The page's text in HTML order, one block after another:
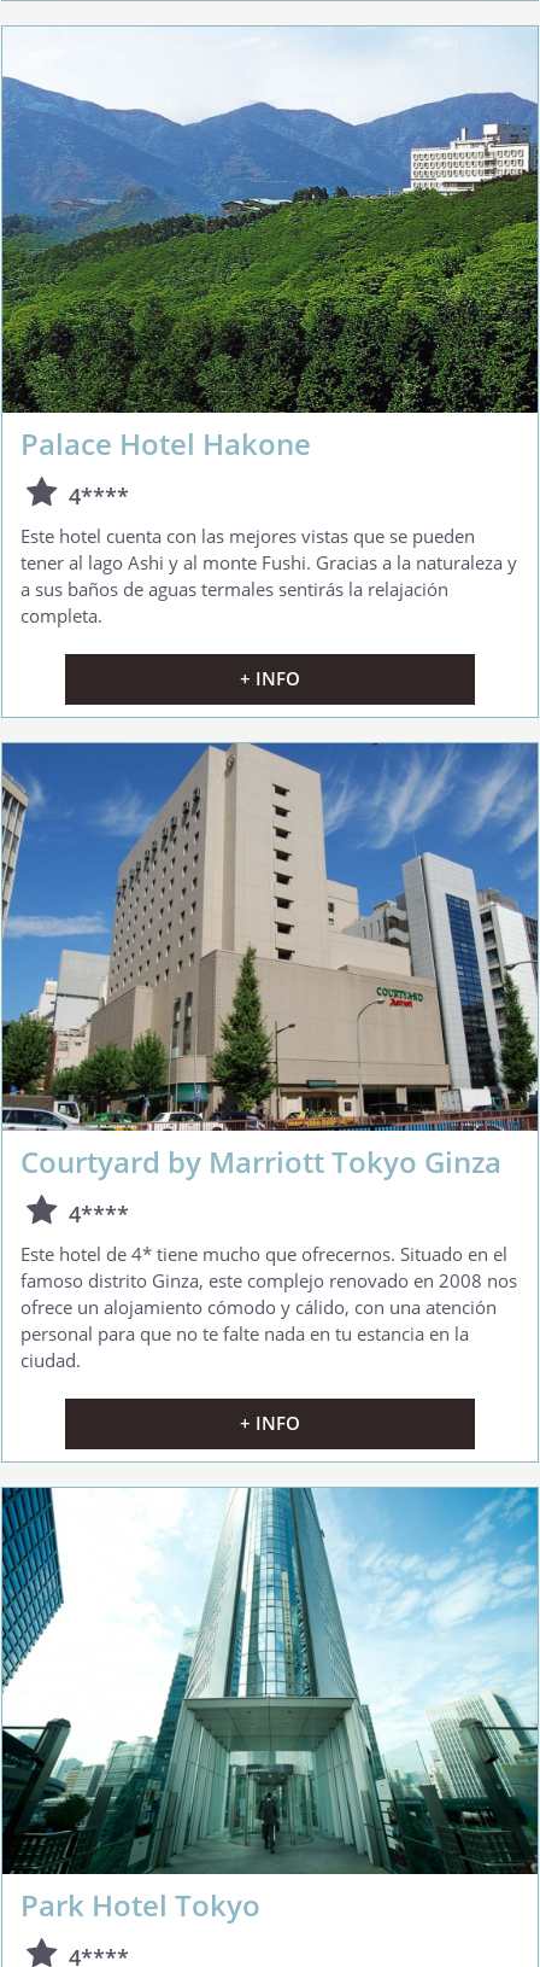
Palace Hotel Hakone
4****
Este hotel cuenta con las mejores vistas que se pueden
tener al lago Ashi y al monte Fushi. Gracias a la naturaleza y
a sus baños de aguas termales sentirás la relajación
completa.
+ INFO
Courtyard by Marriott Tokyo Ginza
4****
Este hotel de 4* tiene mucho que ofrecernos. Situado en el
famoso distrito Ginza, este complejo renovado en 2008 nos
ofrece un alojamiento cómodo y cálido, con una atención
personal para que no te falte nada en tu estancia en la
ciudad.
+ INFO
Park Hotel Tokyo
4****